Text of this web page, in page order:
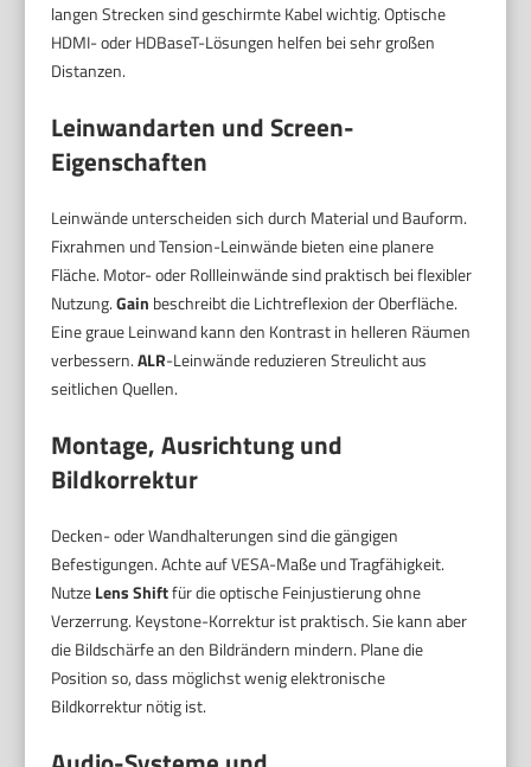
langen Strecken sind geschirmte Kabel wichtig. Optische
HDMI- oder HDBaseT-Lösungen helfen bei sehr großen
Distanzen.
Leinwandarten und Screen-
Eigenschaften
Leinwände unterscheiden sich durch Material und Bauform.
Fixrahmen und Tension-Leinwände bieten eine planere
Fläche. Motor- oder Rollleinwände sind praktisch bei flexibler
Nutzung.Gain beschreibt die Lichtreflexion der Oberfläche.
Eine graue Leinwand kann den Kontrast in helleren Räumen
verbessern.ALR-Leinwände reduzieren Streulicht aus
seitlichen Quellen.
Montage, Ausrichtung und
Bildkorrektur
Decken- oder Wandhalterungen sind die gängigen
Befestigungen. Achte auf VESA-Maße und Tragfähigkeit.
NutzeLens Shiftfür die optische Feinjustierung ohne
Verzerrung. Keystone-Korrektur ist praktisch. Sie kann aber
die Bildschärfe an den Bildrändern mindern. Plane die
Position so, dass möglichst wenig elektronische
Bildkorrektur nötig ist.